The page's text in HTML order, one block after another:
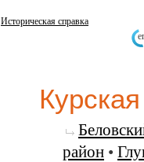
Историческая справка
район •